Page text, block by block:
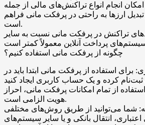
امکان انجام انواع تراکنش‌های مالی از جمله
ارزها به راحتی در پرفکت مانی فراهم
است.
تراکنش در پرفکت مانی نسبت به سایر
چگونه از پرفکت مانی استفاده کنیم؟
برای استفاده از پرفکت مانی ابتدا باید در
از تمام امکانات پرفکت مانی، احراز
هویت الزامی است.
شما می‌توانید از طریق روش‌های مختلفی
انتقال بانکی و یا سایر سیستم‌های